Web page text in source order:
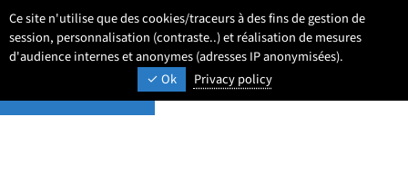
Ce site n'utilise que des cookies/traceurs à des fins de gestion de
session, personnalisation (contraste..) et réalisation de mesures
d'audience internes et anonymes (adresses IP anonymisées).
Ok
Privacy policy
Aller
au
contenu
Aller
au
menu
Aller
au
pied
page
Newsroom
ACTUALITÉS ET AGENDA Paramétrage